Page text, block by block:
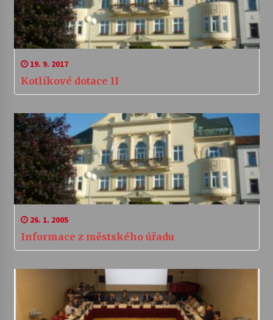
19. 9. 2017
Kotlíkové dotace II
26. 1. 2005
Informace z městského úřadu